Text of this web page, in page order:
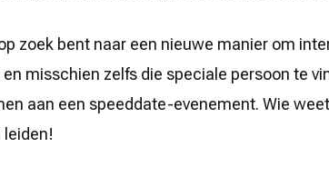
zoek bent naar een nieuwe manier om
misschien zelfs die speciale persoon te
aan een speeddate-evenement. Wie
leiden!